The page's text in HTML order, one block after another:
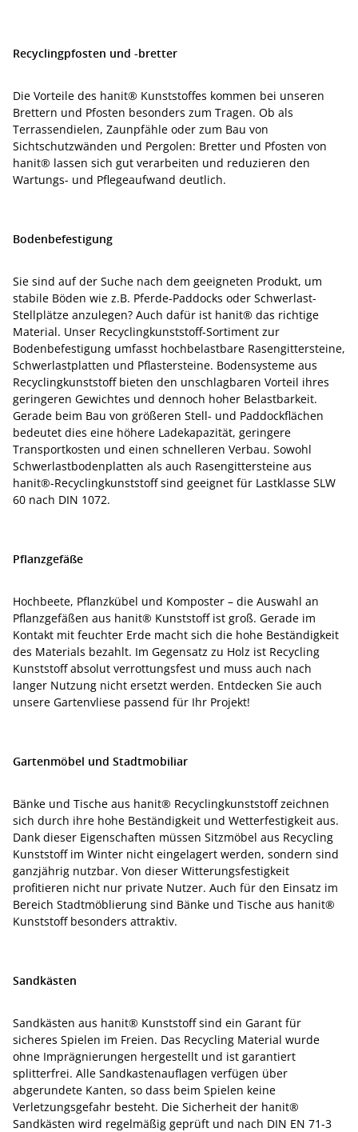
Recyclingpfosten und -bretter
Die Vorteile des hanit® Kunststoffes kommen bei unseren
Brettern und Pfosten besonders zum Tragen. Ob als
Terrassendielen, Zaunpfähle oder zum Bau von
Sichtschutzwänden und Pergolen: Bretter und Pfosten von
hanit® lassen sich gut verarbeiten und reduzieren den
Wartungs- und Pflegeaufwand deutlich.
Bodenbefestigung
Sie sind auf der Suche nach dem geeigneten Produkt, um
stabile Böden wie z.B. Pferde-Paddocks oder Schwerlast-
Stellplätze anzulegen? Auch dafür ist hanit® das richtige
Material. Unser Recyclingkunststoff-Sortiment zur
Bodenbefestigung umfasst hochbelastbare Rasengittersteine,
Schwerlastplatten und Pflastersteine. Bodensysteme aus
Recyclingkunststoff bieten den unschlagbaren Vorteil ihres
geringeren Gewichtes und dennoch hoher Belastbarkeit.
Gerade beim Bau von größeren Stell- und Paddockflächen
bedeutet dies eine höhere Ladekapazität, geringere
Transportkosten und einen schnelleren Verbau. Sowohl
Schwerlastbodenplatten als auch Rasengittersteine aus
hanit®-Recyclingkunststoff sind geeignet für Lastklasse SLW
60 nach DIN 1072.
Pflanzgefäße
Hochbeete, Pflanzkübel und Komposter – die Auswahl an
Pflanzgefäßen aus hanit® Kunststoff ist groß. Gerade im
Kontakt mit feuchter Erde macht sich die hohe Beständigkeit
des Materials bezahlt. Im Gegensatz zu Holz ist Recycling
Kunststoff absolut verrottungsfest und muss auch nach
langer Nutzung nicht ersetzt werden. Entdecken Sie auch
unsere Gartenvliese passend für Ihr Projekt!
Gartenmöbel und Stadtmobiliar
Bänke und Tische aus hanit® Recyclingkunststoff zeichnen
sich durch ihre hohe Beständigkeit und Wetterfestigkeit aus.
Dank dieser Eigenschaften müssen Sitzmöbel aus Recycling
Kunststoff im Winter nicht eingelagert werden, sondern sind
ganzjährig nutzbar. Von dieser Witterungsfestigkeit
profitieren nicht nur private Nutzer. Auch für den Einsatz im
Bereich Stadtmöblierung sind Bänke und Tische aus hanit®
Kunststoff besonders attraktiv.
Sandkästen
Sandkästen aus hanit® Kunststoff sind ein Garant für
sicheres Spielen im Freien. Das Recycling Material wurde
ohne Imprägnierungen hergestellt und ist garantiert
splitterfrei. Alle Sandkastenauflagen verfügen über
abgerundete Kanten, so dass beim Spielen keine
Verletzungsgefahr besteht. Die Sicherheit der hanit®
Sandkästen wird regelmäßig geprüft und nach DIN EN 71-3